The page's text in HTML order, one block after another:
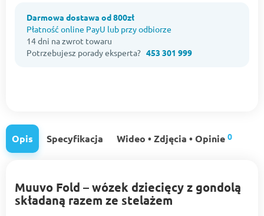
Darmowa dostawa od 800zł
Płatność online PayU lub przy odbiorze
14 dni na zwrot towaru
Potrzebujesz porady eksperta? 453 301 999
Opis Specyfikacja Wideo • Zdjęcia • Opinie 0
Muuvo Fold – wózek dziecięcy z gondolą
składaną razem ze stelażem